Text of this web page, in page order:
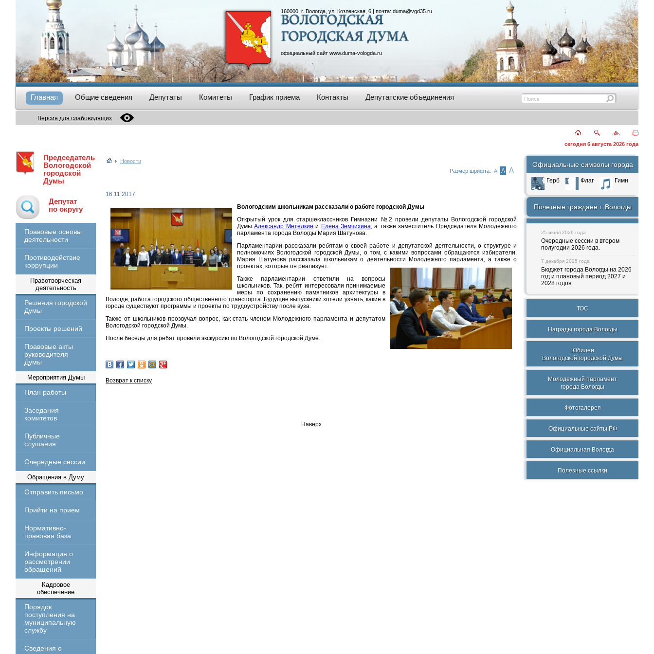
160000, г. Вологда, ул. Козленская, 6 | почта: duma@vgd35.ru
официальный сайт www.duma-vologda.ru
Главная Общие сведения Депутаты Комитеты График приема Контакты Депутатские объединения
Версия для слабовидящих
сегодня 6 августа 2026 года
Председатель
Вологодской
городской
Думы
Депутат
по округу
Правовые основы
деятельности
Противодействие
коррупции
Правотворческая
деятельность
Решения городской
Думы
Проекты решений
Правовые акты
руководителя
Думы
Мероприятия Думы
План работы
Заседания
комитетов
Публичные
слушания
Очередные сессии
Обращения в Думу
Отправить письмо
Прийти на прием
Нормативно-
правовая база
Информация о
рассмотрении
обращений
Кадровое
обеспечение
Порядок
поступления на
муниципальную
службу
Сведения о
Новости
Размер шрифта: А А А
16.11.2017
Вологодским школьникам рассказали о работе городской Думы
Открытый урок для старшеклассников Гимназии №2 провели депутаты Вологодской городской
ДумыАлександр Метелкин и Елена Земчихина, а также заместитель Председателя Молодежного
парламента города Вологды Мария Шатунова.
Парламентарии рассказали ребятам о своей работе и депутатской деятельности, о структуре и
полномочиях Вологодской городской Думы, о том, с какими вопросами обращаются избиратели.
Мария Шатунова рассказала школьникам о деятельности Молодежного парламента, а также о
проектах, которые он реализует.
Также парламентарии ответили на вопросы
школьников. Так, ребят интересовали принимаемые
меры по сохранению памятников архитектуры в
Вологде, работа городского общественного транспорта. Будущие выпускники хотели узнать, какие в
городе существуют программы и проекты по трудоустройству после вуза.
Также от школьников прозвучал вопрос, как стать членом Молодежного парламента и депутатом
Вологодской городской Думы.
После беседы для ребят провели экскурсию по Вологодской городской Думе.
Возврат к списку
Наверх
Официальные символы города
Герб Флаг Гимн
Почетные граждане г. Вологды
25 июня 2026 года
Очередные сессии в втором
полугодии 2026 года.
7 декабря 2025 года
Бюджет города Вологды на 2026
год и плановый период 2027 и
2028 годов.
ТОС
Награды города Вологды
Юбилеи
Вологодской городской Думы
Молодежный парламент
города Вологды
Фотогалерея
Официальные сайты РФ
Официальная Вологда
Полезные ссылки